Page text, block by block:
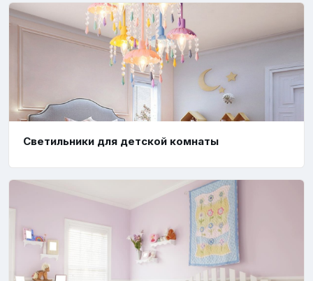
Светильники для детской комнаты